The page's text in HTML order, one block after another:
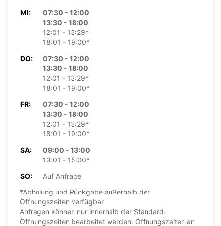
MI:
07:30 - 12:00
13:30 - 18:00
12:01 - 13:29*
18:01 - 19:00*
DO:
07:30 - 12:00
13:30 - 18:00
12:01 - 13:29*
18:01 - 19:00*
FR:
07:30 - 12:00
13:30 - 18:00
12:01 - 13:29*
18:01 - 19:00*
SA:
09:00 - 13:00
13:01 - 15:00*
SO:
Auf Anfrage
*Abholung und Rückgabe außerhalb der
Öffnungszeiten verfügbar
Anfragen können nur innerhalb der Standard-
Öffnungszeiten bearbeitet werden. Öffnungszeiten an